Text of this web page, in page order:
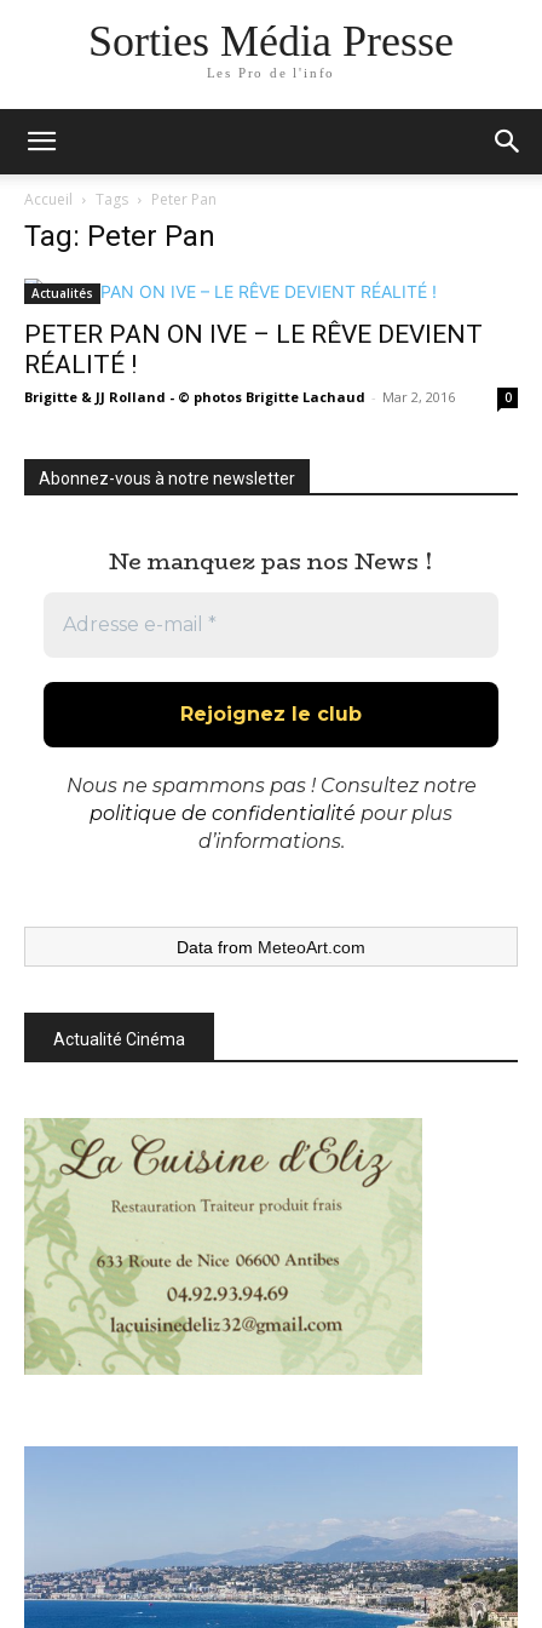
Sorties Média Presse
Les Pro de l'info
Accueil Tags Peter Pan
Tag: Peter Pan
Actualités
PETER PAN ON IVE – LE RÊVE DEVIENT
RÉALITÉ !
Brigitte & JJ Rolland - © photos Brigitte Lachaud - Mar 2, 2016 0
Abonnez-vous à notre newsletter
Ne manquez pas nos News !
Nous ne spammons pas ! Consultez notre
politique de confidentialité pour plus
d’informations.
Data from MeteoArt.com
Actualité Cinéma